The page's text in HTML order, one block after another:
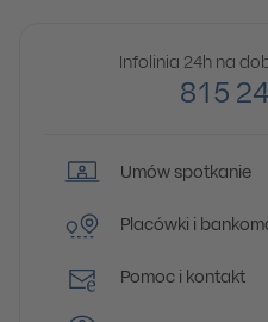
Infolinia 24h na
815
Umów spotkanie
Placówki i
Pomoc i kontakt